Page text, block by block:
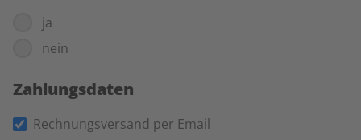
ja
nein
Zahlungsdaten
Rechnungsversand per Email